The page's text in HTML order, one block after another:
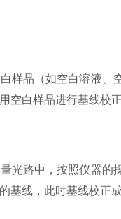
品（如空白溶液、
空白样品进行基线校正
路中，按照仪器的
基线，此时基线校正成